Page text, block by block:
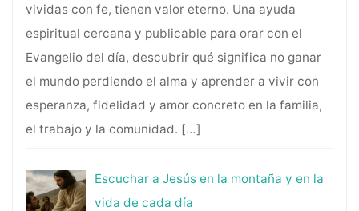
vividas con fe, tienen valor eterno. Una ayuda
espiritual cercana y publicable para orar con el
Evangelio del día, descubrir qué significa no ganar
el mundo perdiendo el alma y aprender a vivir con
esperanza, fidelidad y amor concreto en la familia,
el trabajo y la comunidad. […]
Escuchar a Jesús en la montaña y en la
vida de cada día